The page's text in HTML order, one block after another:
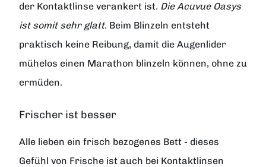
der Kontaktlinse verankert ist. Die Acuvue Oasys
ist somit sehr glatt. Beim Blinzeln entsteht
praktisch keine Reibung, damit die Augenlider
mühelos einen Marathon blinzeln können, ohne zu
ermüden.
Frischer ist besser
Alle lieben ein frisch bezogenes Bett - dieses
Gefühl von Frische ist auch bei Kontaktlinsen